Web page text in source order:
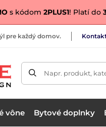
s kódom 2PLUS1! Platí do
pre každý domov.
Napr. produkt,
vône Bytové doplnky